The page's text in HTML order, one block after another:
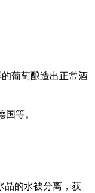
葡萄酿造出正常酒
国等。
晶的水被分离，获